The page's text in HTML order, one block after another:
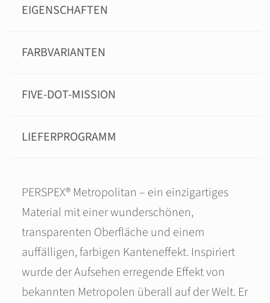
EIGENSCHAFTEN
FARBVARIANTEN
FIVE-DOT-MISSION
LIEFERPROGRAMM
PERSPEX® Metropolitan – ein einzigartiges
Material mit einer wunderschönen,
transparenten Oberfläche und einem
auffälligen, farbigen Kanteneffekt. Inspiriert
wurde der Aufsehen erregende Effekt von
bekannten Metropolen überall auf der Welt. Er